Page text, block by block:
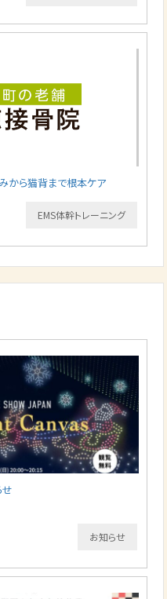
から猫背まで根本ケア
EMS体幹トレーニング
お知らせ